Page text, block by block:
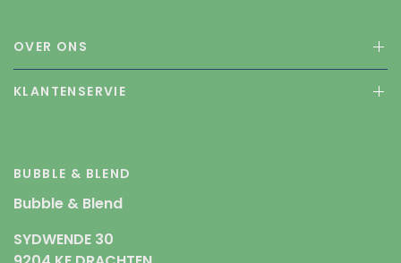
OVER ONS
KLANTENSERVIE
BUBBLE & BLEND
Bubble & Blend
SYDWENDE 30